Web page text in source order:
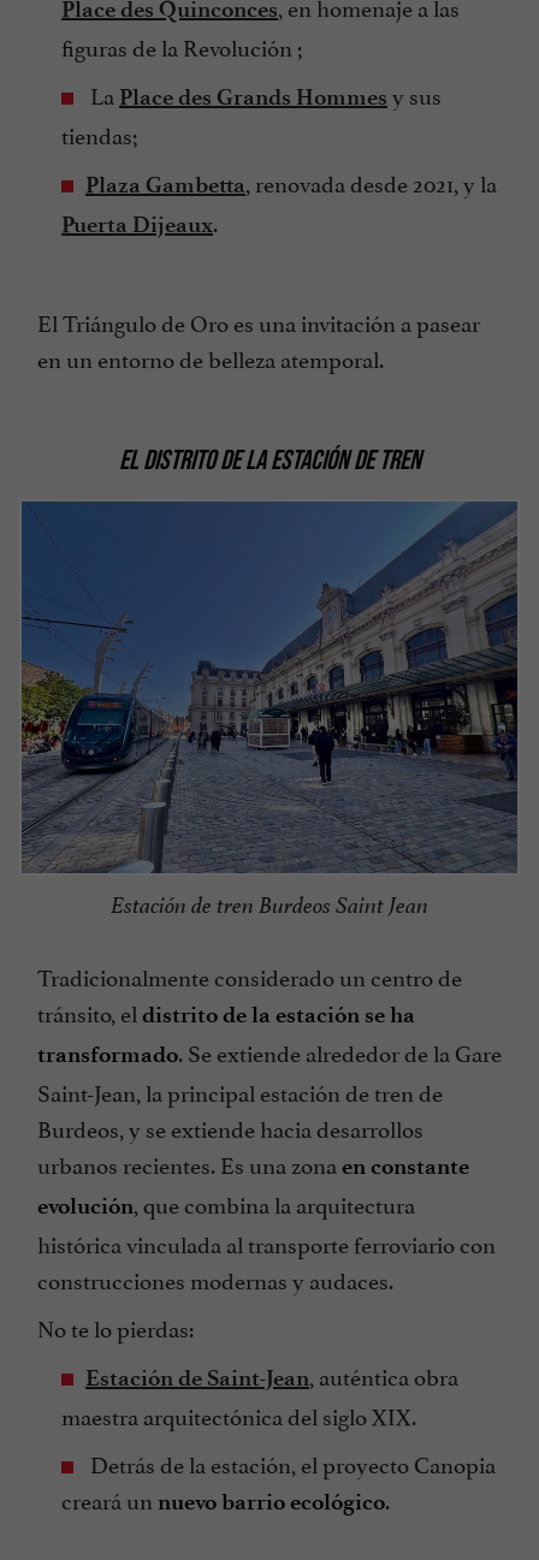
Place des Quinconces
figuras de la Revolución ;
La Place des Grands Hommes y sus
tiendas;
Plaza Gambetta, renovada desde 2021, y la
Puerta Dijeaux.
El Triángulo de Oro es una invitación a pasear
en un entorno de belleza atemporal.
EL DISTRITO DE LA ESTACIÓN DE TREN
Estación de tren Burdeos Saint Jean
Tradicionalmente considerado un centro de
tránsito, el distrito de la estación se ha
transformado. Se extiende alrededor de la Gare
Saint-Jean, la principal estación de tren de
Burdeos, y se extiende hacia desarrollos
urbanos recientes. Es una zona en constante
evolución, que combina la arquitectura
histórica vinculada al transporte ferroviario con
construcciones modernas y audaces.
No te lo pierdas:
Estación de Saint-Jean, auténtica obra
maestra arquitectónica del siglo XIX.
Detrás de la estación, el proyecto Canopia
creará un nuevo barrio ecológico.